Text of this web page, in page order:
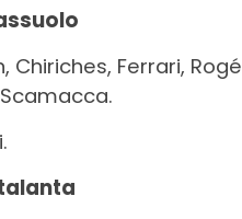
Chiriches, Ferrari,